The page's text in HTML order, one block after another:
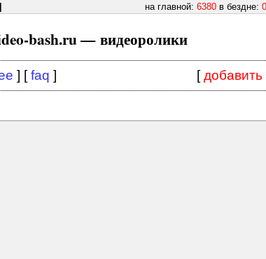
на главной: 6380 в бездне: 0
bash.ru — видеоролики
] [faq ] [